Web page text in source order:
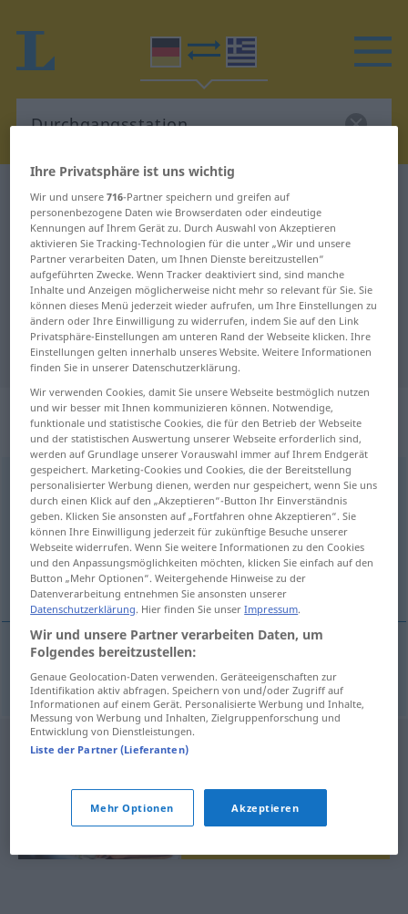
Deutsch-Griechisch Wörterbuch
Durchgangsstation
Deutsch-Griechisch Übersetzung
für "Durchgangsstation"
"Durchgangsstation" Griechisch
Übersetzung
„Durchgangsstation“: Femininum,
weiblich
Durchgangsstationf
Übersicht aller Übersetzungen
(Für mehr Details die Übersetzung anklicken/antippen)
στάση σε μέρος
στάσηfσεμέρος Durchgangsstation
Ihre Privatsphäre ist uns wichtig
Wir und unsere716-Partner speichern und greifen auf
personenbezogene Daten wie Browserdaten oder eindeutige
Kennungen auf Ihrem Gerät zu. Durch Auswahl von Akzeptieren
aktivieren Sie Tracking-Technologien für die unter „Wir und unsere
Partner verarbeiten Daten, um Ihnen Dienste bereitzustellen“
aufgeführten Zwecke. Wenn Tracker deaktiviert sind, sind manche
Inhalte und Anzeigen möglicherweise nicht mehr so relevant für Sie. Sie
können dieses Menü jederzeit wieder aufrufen, um Ihre Einstellungen zu
ändern oder Ihre Einwilligung zu widerrufen, indem Sie auf den Link
Privatsphäre-Einstellungen am unteren Rand der Webseite klicken. Ihre
Einstellungen gelten innerhalb unseres Website. Weitere Informationen
finden Sie in unserer Datenschutzerklärung.
Wir verwenden Cookies, damit Sie unsere Webseite bestmöglich nutzen
und wir besser mit Ihnen kommunizieren können. Notwendige,
funktionale und statistische Cookies, die für den Betrieb der Webseite
und der statistischen Auswertung unserer Webseite erforderlich sind,
werden auf Grundlage unserer Vorauswahl immer auf Ihrem Endgerät
gespeichert. Marketing-Cookies und Cookies, die der Bereitstellung
personalisierter Werbung dienen, werden nur gespeichert, wenn Sie uns
durch einen Klick auf den „Akzeptieren“-Button Ihr Einverständnis
geben. Klicken Sie ansonsten auf „Fortfahren ohne Akzeptieren“. Sie
können Ihre Einwilligung jederzeit für zukünftige Besuche unserer
Webseite widerrufen. Wenn Sie weitere Informationen zu den Cookies
und den Anpassungsmöglichkeiten möchten, klicken Sie einfach auf den
Button „Mehr Optionen“. Weitergehende Hinweise zu der
Datenverarbeitung entnehmen Sie ansonsten unserer
Datenschutzerklärung. Hier finden Sie unserImpressum.
Wir und unsere Partner verarbeiten Daten, um
Folgendes bereitzustellen:
Genaue Geolocation-Daten verwenden. Geräteeigenschaften zur
Identifikation aktiv abfragen. Speichern von und/oder Zugriff auf
Informationen auf einem Gerät. Personalisierte Werbung und Inhalte,
Messung von Werbung und Inhalten, Zielgruppenforschung und
Entwicklung von Dienstleistungen.
Liste der Partner (Lieferanten)
Mehr Optionen Akzeptieren